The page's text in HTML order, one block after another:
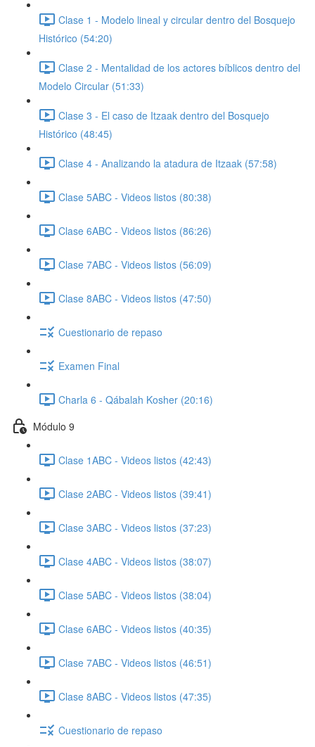
Clase 1 - Modelo lineal y circular dentro del Bosquejo
Histórico (54:20)
Clase 2 - Mentalidad de los actores bíblicos dentro del
Modelo Circular (51:33)
Clase 3 - El caso de Itzaak dentro del Bosquejo
Histórico (48:45)
Clase 4 - Analizando la atadura de Itzaak (57:58)
Clase 5ABC - Videos listos (80:38)
Clase 6ABC - Videos listos (86:26)
Clase 7ABC - Videos listos (56:09)
Clase 8ABC - Videos listos (47:50)
Cuestionario de repaso
Examen Final
Charla 6 - Qábalah Kosher (20:16)
Módulo 9
Clase 1ABC - Videos listos (42:43)
Clase 2ABC - Videos listos (39:41)
Clase 3ABC - Videos listos (37:23)
Clase 4ABC - Videos listos (38:07)
Clase 5ABC - Videos listos (38:04)
Clase 6ABC - Videos listos (40:35)
Clase 7ABC - Videos listos (46:51)
Clase 8ABC - Videos listos (47:35)
Cuestionario de repaso